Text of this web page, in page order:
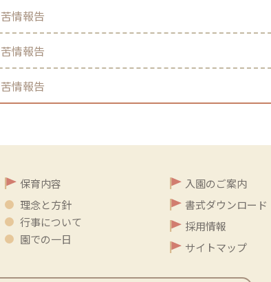
情報告
情報告
情報告
保育内容
理念と方針
行事について
園での一日
入園のご案内
書式ダウンロード
採用情報
サイトマップ